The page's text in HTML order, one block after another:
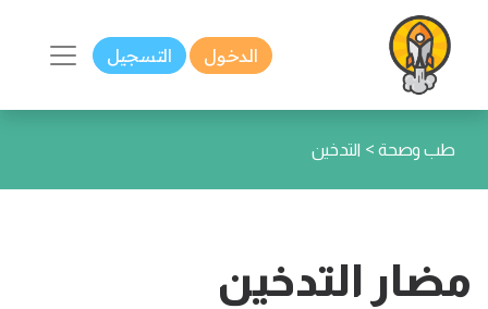
الدخول التسجيل
طب وصحة > التدخين
مضار التدخين